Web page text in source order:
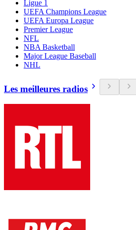
Ligue 1
UEFA Champions League
UEFA Europa League
Premier League
NFL
NBA Basketball
Major League Baseball
NHL
Les meilleures radios